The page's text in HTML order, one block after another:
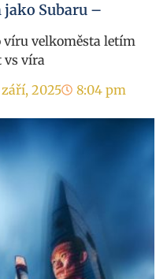
Subaru –
víru velkoměsta letím
vs víra
září, 2025
8:04 pm